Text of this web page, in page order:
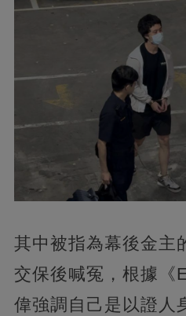
其中被指為幕後金主
交保後喊冤，根據《
偉強調自己是以證人